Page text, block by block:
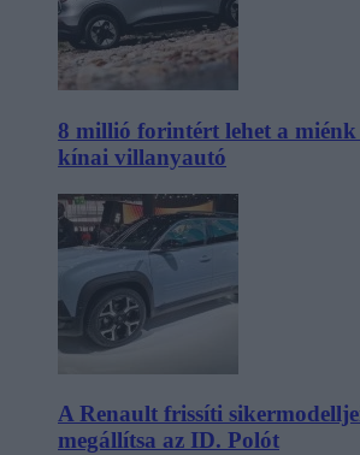
8 millió forintért lehet a miénk
kínai villanyautó
A Renault frissíti
megállítsa az ID. Polót